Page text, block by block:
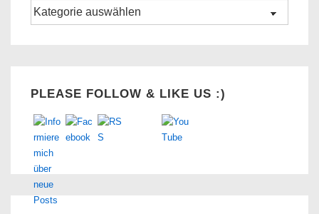
Kategorien
PLEASE FOLLOW & LIKE US :)